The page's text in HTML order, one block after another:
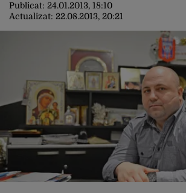
Publicat: 24.01.2013, 18:10
Actualizat: 22.08.2013, 20:21